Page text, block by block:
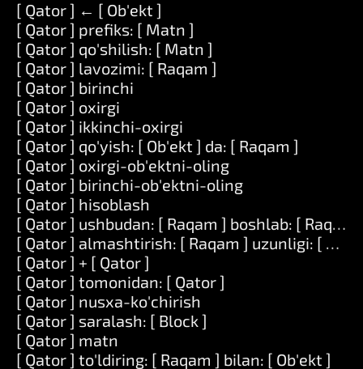
[ Qator ] ← [ Ob'ekt ]
[ Qator ] prefiks: [ Matn ]
[ Qator ] qo'shilish: [ Matn ]
[ Qator ] lavozimi: [ Raqam ]
[ Qator ] birinchi
[ Qator ] oxirgi
[ Qator ] ikkinchi-oxirgi
[ Qator ] qo'yish: [ Ob'ekt ] da: [ Raqam ]
[ Qator ] oxirgi-ob'ektni-oling
[ Qator ] birinchi-ob'ektni-oling
[ Qator ] hisoblash
[ Qator ] ushbudan: [ Raqam ] boshlab: [ Raqam
[ Qator ] almashtirish: [ Raqam ] uzunligi: [
[ Qator ] + [ Qator ]
[ Qator ] tomonidan: [ Qator ]
[ Qator ] nusxa-ko'chirish
[ Qator ] saralash: [ Block ]
[ Qator ] matn
[ Qator ] to'ldiring: [ Raqam ] bilan: [ Ob'ekt ]